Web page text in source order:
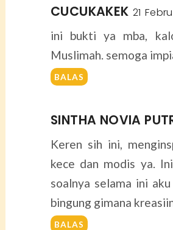
CUCUKAKEK 21
ini bukti ya mba,
Muslimah. semoga
BALAS
SINTHA NOVIA
Keren sih ini,
kece dan modis ya.
soalnya selama ini
bingung gimana
BALAS